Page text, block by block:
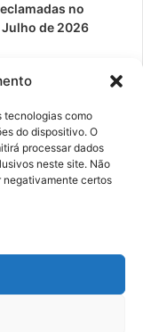
tecnologias como
do dispositivo. O
processar dados
neste site. Não
negativamente certos
no
de 2026
de
por:
Publicidade